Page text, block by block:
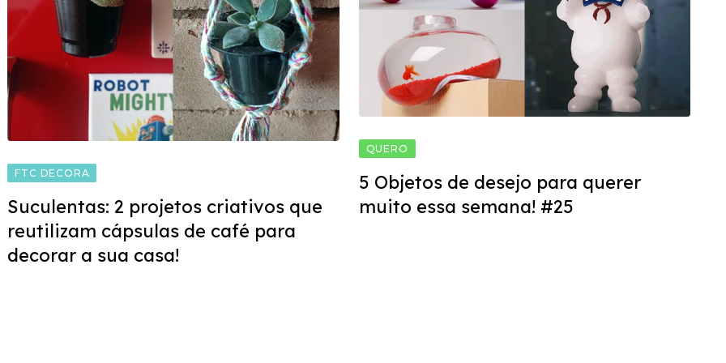
QUERO
5 Objetos de desejo para querer
muito essa semana! #25
FTC DECORA
Suculentas: 2 projetos criativos que
reutilizam cápsulas de café para
decorar a sua casa!